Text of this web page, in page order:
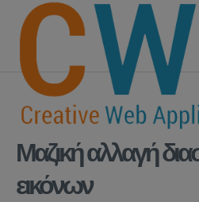
Μαζική αλλαγή
εικόνων